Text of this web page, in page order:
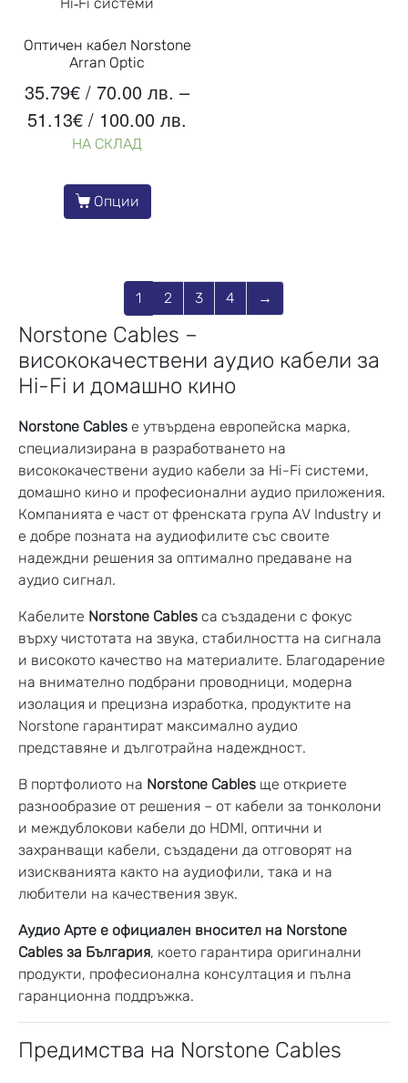
Оптичен кабел Norstone
Arran Optic
35.79€ / 70.00 лв.–
51.13€ / 100.00 лв.
НА СКЛАД
Опции
1 2 3 4 →
Norstone Cables –
висококачествени аудио кабели за
Hi-Fi и домашно кино
Norstone Cables е утвърдена европейска марка,
специализирана в разработването на
висококачествени аудио кабели за Hi-Fi системи,
домашно кино и професионални аудио приложения.
Компанията е част от френската група AV Industry и
е добре позната на аудиофилите със своите
надеждни решения за оптимално предаване на
аудио сигнал.
Кабелите Norstone Cables са създадени с фокус
върху чистотата на звука, стабилността на сигнала
и високото качество на материалите. Благодарение
на внимателно подбрани проводници, модерна
изолация и прецизна изработка, продуктите на
Norstone гарантират максимално аудио
представяне и дълготрайна надеждност.
В портфолиото на Norstone Cables ще откриете
разнообразие от решения – от кабели за тонколони
и междублокови кабели до HDMI, оптични и
захранващи кабели, създадени да отговорят на
изискванията както на аудиофили, така и на
любители на качествения звук.
Аудио Арте е официален вносител на Norstone
Cables за България, което гарантира оригинални
продукти, професионална консултация и пълна
гаранционна поддръжка.
Предимства на Norstone Cables